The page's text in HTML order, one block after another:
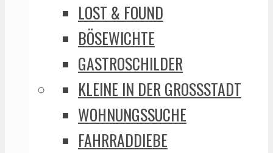
LOST & FOUND
BÖSEWICHTE
GASTROSCHILDER
KLEINE IN DER GROSSSTADT
WOHNUNGSSUCHE
FAHRRADDIEBE